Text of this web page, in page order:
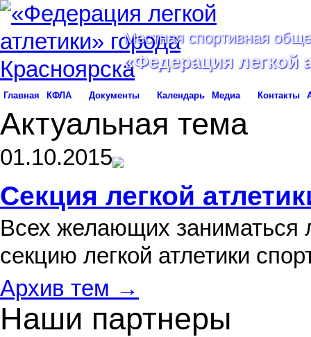
Местная спортивная
«Федерация легкой
Главная КФЛА Документы Календарь Медиа Контакты
Актуальная тема
01.10.2015
Секция легкой
Всех желающих заниматься
секцию легкой атлетики
Архив тем →
Наши партнеры